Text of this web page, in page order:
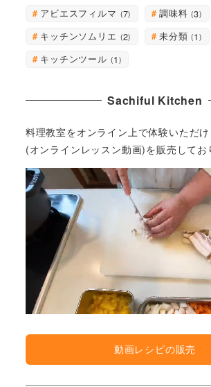
アビエスフィルマ 7 調味料 3
キッチンソムリエ 2 未分類 1
キッチンツール 1
Sachiful Kitchen
料理教室をオンライン上で体験いただ
(オンラインレッスン動画)を販売してお
動画レシピの販売